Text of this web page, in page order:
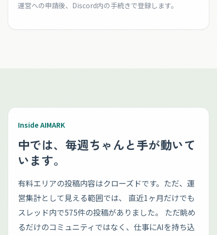
運営への申請後、Discord内の手続きで登録します。
Inside AIMARK
中では、毎週ちゃんと手が動いて
います。
有料エリアの投稿内容はクローズドです。ただ、運
営集計として見える範囲では、 直近1ヶ月だけでも
スレッド内で575件の投稿がありました。 ただ眺め
るだけのコミュニティではなく、仕事にAIを持ち込